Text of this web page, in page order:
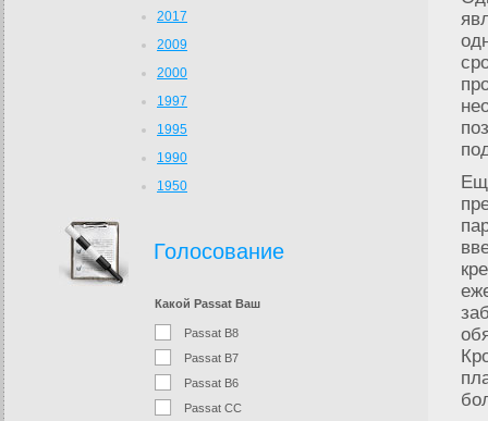
2017
2009
2000
1997
1995
1990
1950
Голосование
Какой Passat Ваш
Passat B8
Passat B7
Passat B6
Passat CC